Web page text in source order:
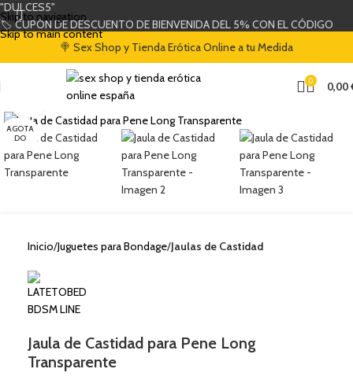
Skip to navigation
Skip to main content
🍭 Sex Shop y Tienda Erótica Online a tu Medida
0 0,00
AGOTA
DO
Clic para ampliar
Inicio Juguetes para Bondage Jaulas de Castidad
Jaula de Castidad para Pene Long
Transparente
"DULCES5"
🏷️ CUPÓN DE DESCUENTO DE BIENVENIDA DEL 5% CON EL CÓDIGO
"DULCES5"